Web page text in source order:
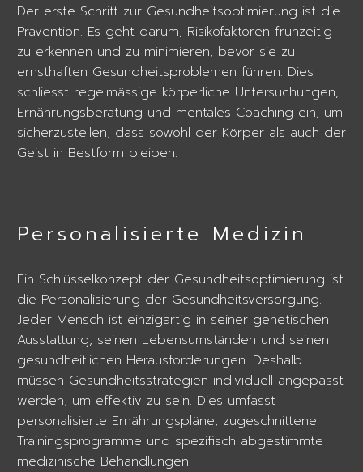
Der erste Schritt zur Gesundheitsoptimierung ist die
Prävention. Es geht darum, Risikofaktoren frühzeitig
zu erkennen und zu minimieren, bevor sie zu
ernsthaften Gesundheitsproblemen führen. Dies
schliesst regelmässige körperliche Untersuchungen,
Ernährungsberatung und mentales Coaching ein, um
sicherzustellen, dass sowohl der Körper als auch der
Geist in Bestform bleiben.
Personalisierte Medizin
Ein Schlüsselkonzept der Gesundheitsoptimierung ist
die Personalisierung der Gesundheitsversorgung.
Jeder Mensch ist einzigartig in seiner genetischen
Ausstattung, seinen Lebensumständen und seinen
gesundheitlichen Herausforderungen. Deshalb
müssen Gesundheitsstrategien individuell angepasst
werden, um effektiv zu sein. Dies umfasst
personalisierte Ernährungspläne, zugeschnittene
Trainingsprogramme und spezifisch abgestimmte
medizinische Behandlungen.